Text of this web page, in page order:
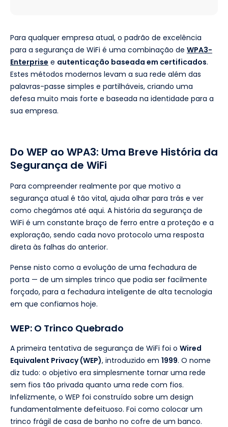
Para qualquer empresa atual, o padrão de excelência
para a segurança de WiFi é uma combinação de WPA3-
Enterprise e autenticação baseada em certificados.
Estes métodos modernos levam a sua rede além das
palavras-passe simples e partilháveis, criando uma
defesa muito mais forte e baseada na identidade para a
sua empresa.
Do WEP ao WPA3: Uma Breve História da
Segurança de WiFi
Para compreender realmente por que motivo a
segurança atual é tão vital, ajuda olhar para trás e ver
como chegámos até aqui. A história da segurança de
WiFi é um constante braço de ferro entre a proteção e a
exploração, sendo cada novo protocolo uma resposta
direta às falhas do anterior.
Pense nisto como a evolução de uma fechadura de
porta — de um simples trinco que podia ser facilmente
forçado, para a fechadura inteligente de alta tecnologia
em que confiamos hoje.
WEP: O Trinco Quebrado
A primeira tentativa de segurança de WiFi foi o Wired
Equivalent Privacy (WEP), introduzido em 1999. O nome
diz tudo: o objetivo era simplesmente tornar uma rede
sem fios tão privada quanto uma rede com fios.
Infelizmente, o WEP foi construído sobre um design
fundamentalmente defeituoso. Foi como colocar um
trinco frágil de casa de banho no cofre de um banco.